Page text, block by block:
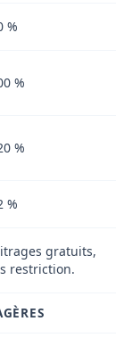
%
%
%
%
gratuits,
restriction.